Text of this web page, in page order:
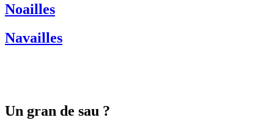
Noailles
Navailles
Un gran de sau ?